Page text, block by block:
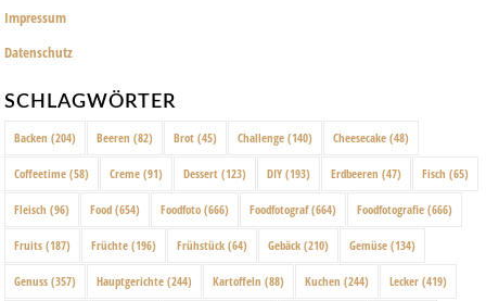
Impressum
Datenschutz
SCHLAGWÖRTER
Backen (204) Beeren (82) Brot (45) Challenge (140) Cheesecake (48)
Coffeetime (58) Creme (91) Dessert (123) DIY (193) Erdbeeren (47) Fisch (65)
Fleisch (96) Food (654) Foodfoto (666) Foodfotograf(664) Foodfotografie (666)
Fruits (187) Früchte (196) Frühstück (64) Gebäck (210) Gemüse (134)
Genuss (357) Hauptgerichte (244) Kartoffeln (88) Kuchen (244) Lecker (419)